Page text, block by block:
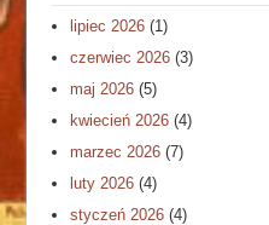
lipiec 2026 (1)
czerwiec 2026 (3)
maj 2026 (5)
kwiecień 2026 (4)
marzec 2026 (7)
luty 2026 (4)
styczeń 2026 (4)